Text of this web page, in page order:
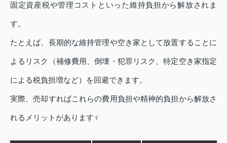
固定資産税や管理コストといった維持負担から解放されま
す。
たとえば、長期的な維持管理や空き家として放置することに
よるリスク（補修費用、倒壊・犯罪リスク、特定空き家指定
による税負担増など）を回避できます。
実際、売却すればこれらの費用負担や精神的負担から解放さ
れるメリットがあります‍♀️